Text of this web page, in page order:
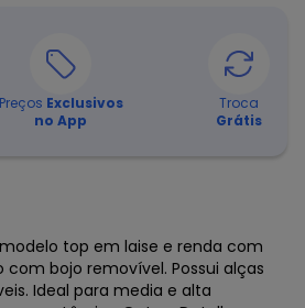
Preços Exclusivos
no App
Troca
Grátis
top em laise e renda com
bojo removível. Possui alças
Ideal para media e alta